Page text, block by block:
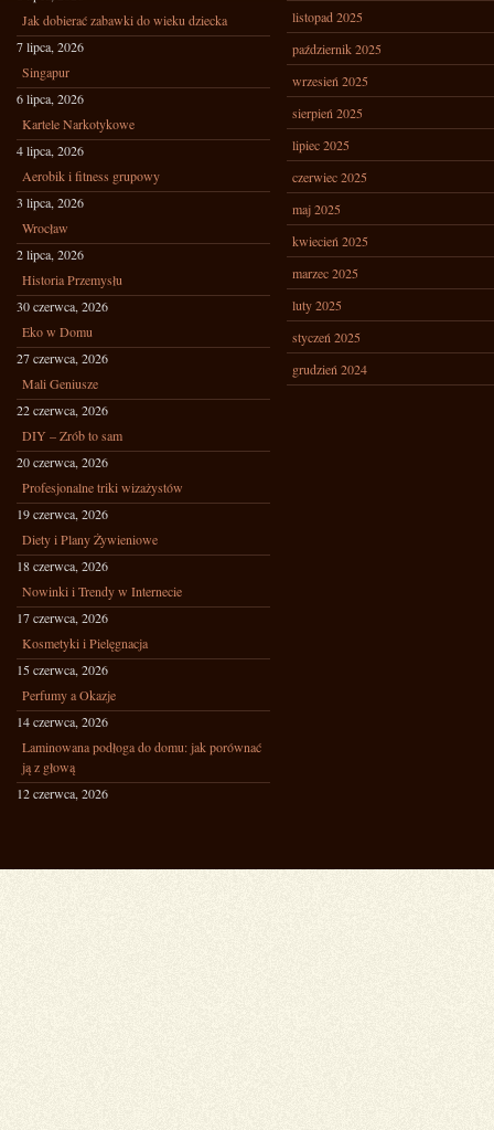
Jak dobierać zabawki do wieku dziecka
7 lipca, 2026
Singapur
6 lipca, 2026
Kartele Narkotykowe
4 lipca, 2026
Aerobik i fitness grupowy
3 lipca, 2026
Wrocław
2 lipca, 2026
Historia Przemysłu
30 czerwca, 2026
Eko w Domu
27 czerwca, 2026
Mali Geniusze
22 czerwca, 2026
DIY – Zrób to sam
20 czerwca, 2026
Profesjonalne triki wizażystów
19 czerwca, 2026
Diety i Plany Żywieniowe
18 czerwca, 2026
Nowinki i Trendy w Internecie
17 czerwca, 2026
Kosmetyki i Pielęgnacja
15 czerwca, 2026
Perfumy a Okazje
14 czerwca, 2026
Laminowana podłoga do domu: jak porównać
ją z głową
12 czerwca, 2026
listopad 2025
październik 2025
wrzesień 2025
sierpień 2025
lipiec 2025
czerwiec 2025
maj 2025
kwiecień 2025
marzec 2025
luty 2025
styczeń 2025
grudzień 2024